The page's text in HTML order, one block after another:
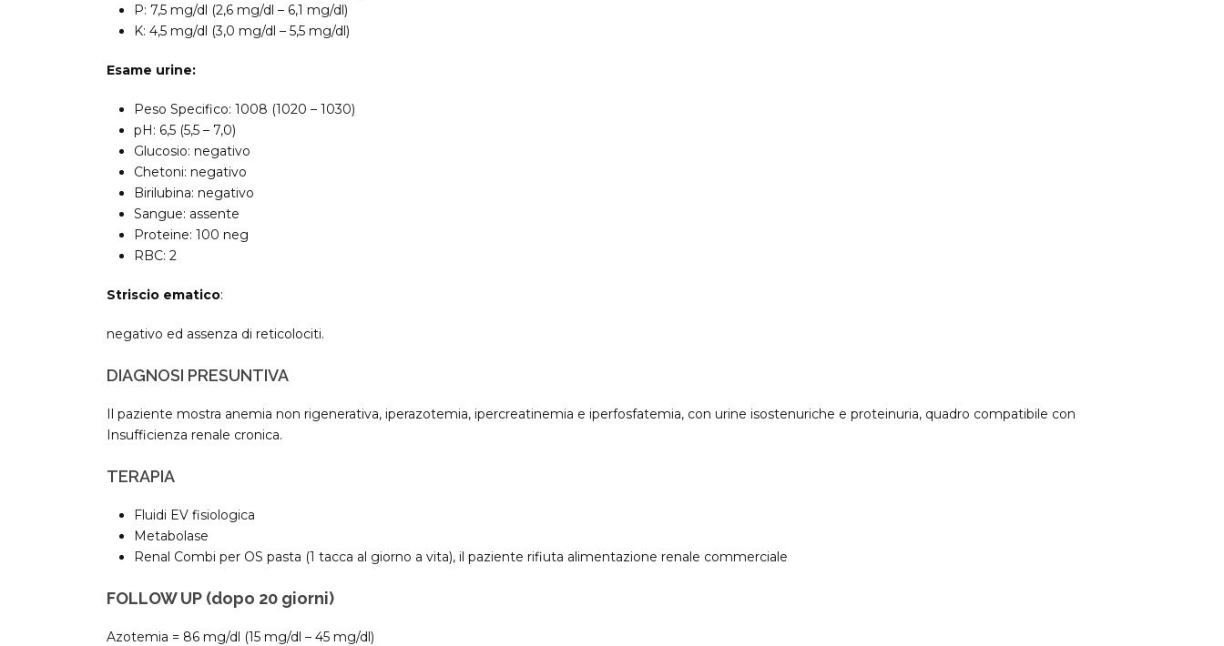
P: 7,5 mg/dl (2,6 mg/dl – 6,1 mg/dl)
K: 4,5 mg/dl (3,0 mg/dl – 5,5 mg/dl)
Esame urine:
Peso Specifico: 1008 (1020 – 1030)
pH: 6,5 (5,5 – 7,0)
Glucosio: negativo
Chetoni: negativo
Birilubina: negativo
Sangue: assente
Proteine: 100 neg
RBC: 2
Striscio ematico:
negativo ed assenza di reticolociti.
DIAGNOSI PRESUNTIVA
Il paziente mostra anemia non rigenerativa, iperazotemia, ipercreatinemia e iperfosfatemia, con urine isostenuriche e proteinuria, quadro compatibile con
Insufficienza renale cronica.
TERAPIA
Fluidi EV fisiologica
Metabolase
Renal Combi per OS pasta (1 tacca al giorno a vita), il paziente rifiuta alimentazione renale commerciale
FOLLOW UP (dopo 20 giorni)
Azotemia = 86 mg/dl (15 mg/dl – 45 mg/dl)